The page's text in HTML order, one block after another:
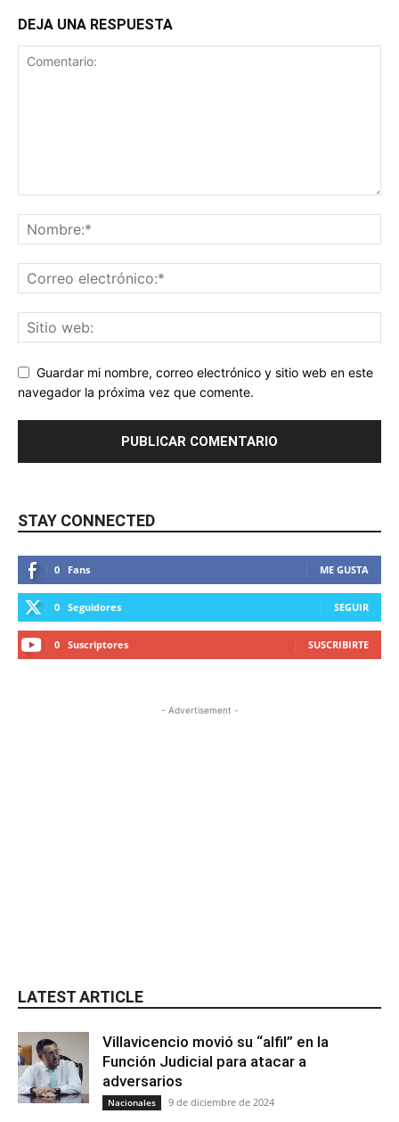
DEJA UNA RESPUESTA
Guardar mi nombre, correo electrónico y sitio web en este
navegador la próxima vez que comente.
STAY CONNECTED
0 Fans ME GUSTA
0 Seguidores SEGUIR
0 Suscriptores SUSCRIBIRTE
- Advertisement -
LATEST ARTICLE
Villavicencio movió su “alfil” en la
Función Judicial para atacar a
adversarios
Nacionales 9 de diciembre de 2024